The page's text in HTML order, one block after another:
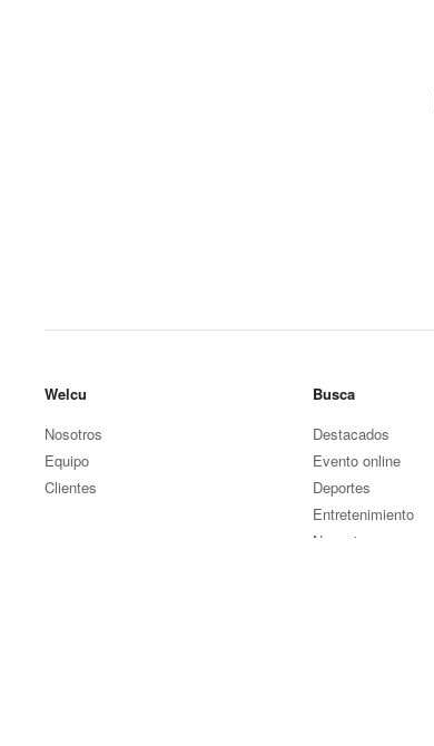
Welcu
Nosotros
Equipo
Clientes
Busca
Destacados
Evento online
Deportes
Entretenimiento
Negocios